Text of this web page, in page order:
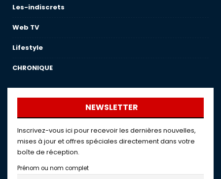
Les-indiscrets
Web TV
Lifestyle
CHRONIQUE
NEWSLETTER
Inscrivez-vous ici pour recevoir les dernières nouvelles,
mises à jour et offres spéciales directement dans votre
boîte de réception.
Prénom ou nom complet